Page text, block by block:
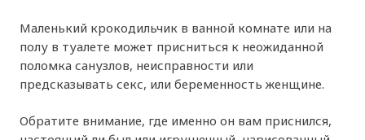
Маленький крокодильчик в ванной комнате или на
полу в туалете может присниться к неожиданной
поломка санузлов, неисправности или
предсказывать секс, или беременность женщине.
Обратите внимание, где именно он вам приснился,